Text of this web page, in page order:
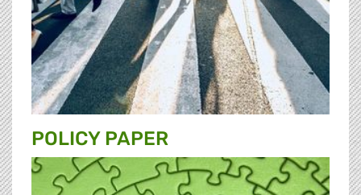
POLICY PAPER